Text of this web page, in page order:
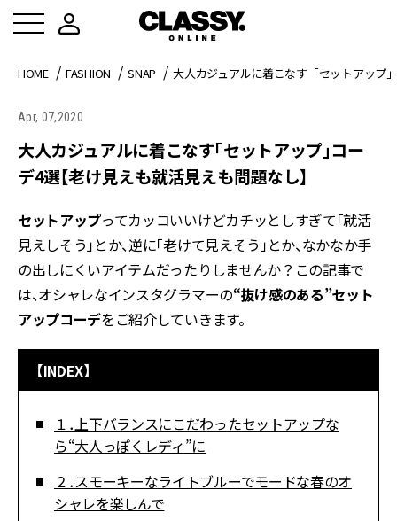
HOME FASHION SNAP 大人カジュアルに着こなす「セットアップ
Apr, 07,2020
大人カジュアルに着こなす「セットアップ」コー
デ4選【老け見えも就活見えも問題なし】
セットアップってカッコいいけどカチッとしすぎて「就活
見えしそう」とか、逆に「老けて見えそう」とか、なかなか手
の出しにくいアイテムだったりしませんか？この記事で
は、オシャレなインスタグラマーの“抜け感のある”セット
アップコーデをご紹介していきます。
【INDEX】
１．上下バランスにこだわったセットアップな
ら“大人っぽくレディ”に
２．スモーキーなライトブルーでモードな春のオ
シャレを楽しんで